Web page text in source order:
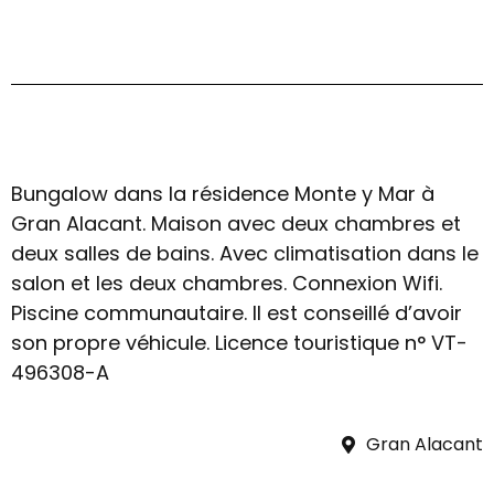
Bungalow dans la résidence Monte y Mar à
Gran Alacant. Maison avec deux chambres et
deux salles de bains. Avec climatisation dans le
salon et les deux chambres. Connexion Wifi.
Piscine communautaire. Il est conseillé d’avoir
son propre véhicule. Licence touristique n° VT-
496308-A
Gran Alacant